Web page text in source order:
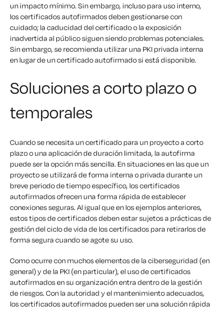
un impacto mínimo. Sin embargo, incluso para uso interno,
los certificados autofirmados deben gestionarse con
cuidado; la caducidad del certificado o la exposición
inadvertida al público siguen siendo problemas potenciales.
Sin embargo, se recomienda utilizar una PKI privada interna
en lugar de un certificado autofirmado si está disponible.
Soluciones a corto plazo o
temporales
Cuando se necesita un certificado para un proyecto a corto
plazo o una aplicación de duración limitada, la autofirma
puede ser la opción más sencilla. En situaciones en las que un
proyecto se utilizará de forma interna o privada durante un
breve periodo de tiempo específico, los certificados
autofirmados ofrecen una forma rápida de establecer
conexiones seguras. Al igual que en los ejemplos anteriores,
estos tipos de certificados deben estar sujetos a prácticas de
gestión del ciclo de vida de los certificados para retirarlos de
forma segura cuando se agote su uso.
Como ocurre con muchos elementos de la ciberseguridad (en
general) y de la PKI (en particular), el uso de certificados
autofirmados en su organización entra dentro de la gestión
de riesgos. Con la autoridad y el mantenimiento adecuados,
los certificados autofirmados pueden ser una solución rápida